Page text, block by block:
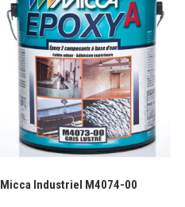
Micca Industriel M4074-00